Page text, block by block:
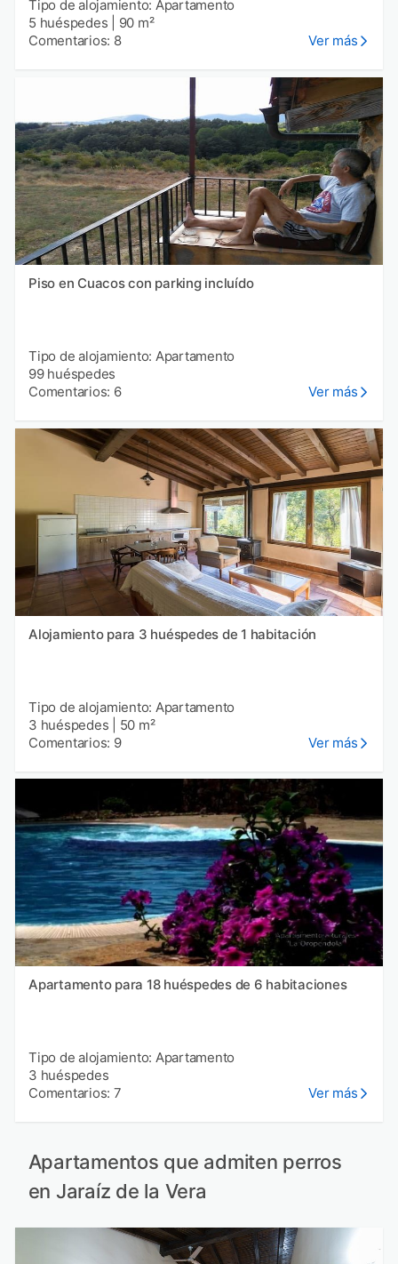
Tipo de alojamiento: Apartamento
5 huéspedes
90 m²
Comentarios: 8
Ver más
Piso en Cuacos con parking incluído
Tipo de alojamiento: Apartamento
99 huéspedes
Comentarios: 6
Ver más
Alojamiento para 3 huéspedes de 1 habitación
Tipo de alojamiento: Apartamento
3 huéspedes
50 m²
Comentarios: 9
Ver más
Apartamento para 18 huéspedes de 6 habitaciones
Tipo de alojamiento: Apartamento
3 huéspedes
Comentarios: 7
Ver más
Apartamentos que admiten perros
en Jaraíz de la Vera